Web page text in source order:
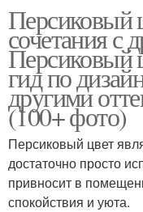
Персиковый
сочетания с
Персиковый
гид по
другими
(100+ фото)
Персиковый цвет
достаточно просто
привносит в
спокойствия и уюта.